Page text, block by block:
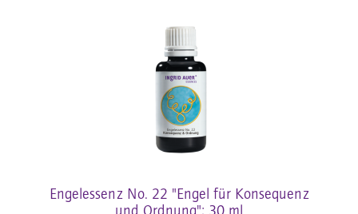
Engelessenz No. 22 "Engel für Konsequenz